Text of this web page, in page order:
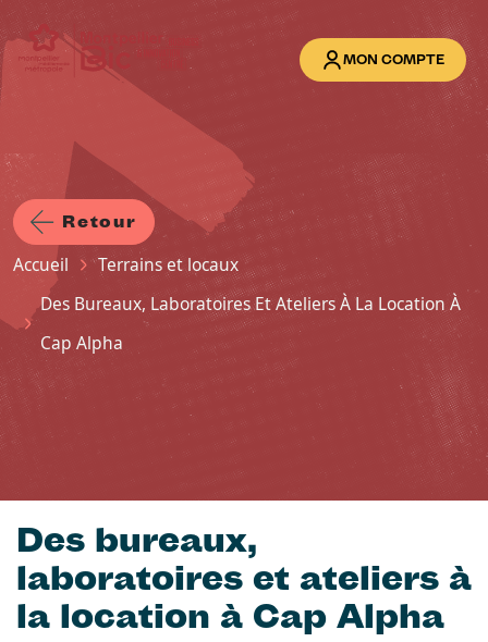
Aller au contenu principal
MON COMPTE
Retour
Fil d'Ariane
Accueil
Terrains et locaux
Des Bureaux, Laboratoires Et Ateliers À La Location À
Cap Alpha
Des bureaux,
laboratoires et ateliers à
la location à Cap Alpha